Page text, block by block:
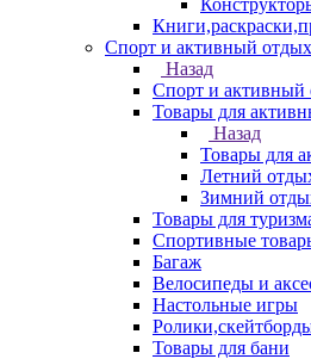
Спорт и активный отдых
Назад
Спорт и активный
Товары для
Назад
Товары для
Летний
Зимний
Товары для
Спортивные
Багаж
Велосипеды и
Настольные игры
Товары для бани